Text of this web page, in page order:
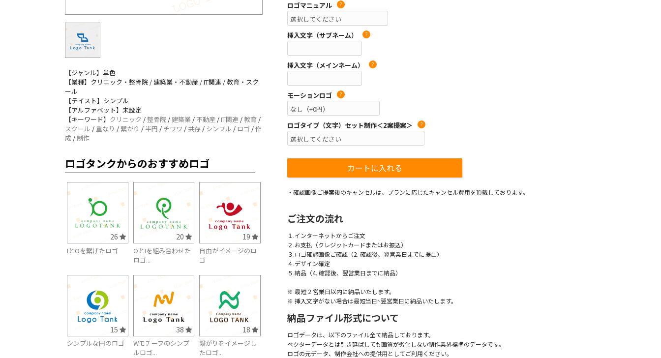
【ジャンル】単色
【業種】クリニック・整骨院 / 建築業・不動産 / IT関連 / 教育・スク
ール
【テイスト】シンプル
【アルファベット】未設定
【キーワード】 クリニック /整骨院 /建築業 / 不動産 /IT関連 / 教育 /
スクール / 重なり /繋がり /半円 / チワワ / 共存 / シンプル / ロゴ /作
成 / 制作
ロゴタンクからのおすすめロゴ
26
IとOを繋げたロゴ
20
OとIを組み合わせた
ロゴ...
19
自由がイメージのロ
ゴ
15
シンプルな円のロゴ
38
Wモチーフのシンプ
ルロゴ...
18
繋がりをイメージし
たロゴ...
ロゴマニュアル ?
挿入文字（サブネーム） ?
挿入文字（メインネーム） ?
モーションロゴ ?
ロゴタイプ（文字）セット制作＜2案提案＞ ?
・確認画像ご提案後のキャンセルは、プランに応じたキャンセル費用を頂戴しております。
ご注文の流れ
１.インターネットからご注文
２.お支払（クレジットカードまたはお振込）
３.ロゴ確認画像ご確認（2. 確認後、翌営業日までに提出）
４.デザイン確定
５.納品（4. 確認後、翌営業日までに納品）
※ 最短 2 営業日以内に納品いたします。
※ 挿入文字がない場合は最短当日~翌営業日に納品いたします。
納品ファイル形式について
ロゴデータは、以下のファイル全て納品しております。
ベクターデータとは引き延ばしても画質が劣化しない制作業界標準のデータです。
ロゴの元データ、制作会社への提供用としてご利用ください。